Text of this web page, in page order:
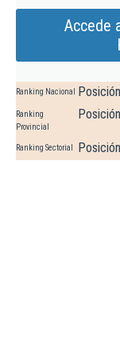
Accede
Ranking Nacional
Ranking
Provincial
Ranking Sectorial